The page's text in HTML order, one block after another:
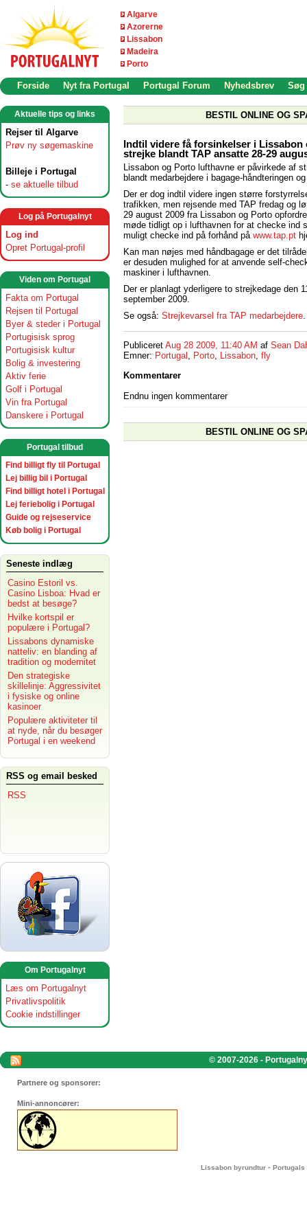
Algarve
Azorerne
Lissabon
Madeira
Porto
Forside Nyt fra Portugal Portugal Forum Nyhedsbrev Søg
Aktuelle tips og links
Rejser til Algarve
Prøv ny søgemaskine
Billeje i Portugal
- se aktuelle tilbud
Log på Portugalnyt
Log ind
Opret Portugal-profil
Viden om Portugal
Fakta om Portugal
Rejsen til Portugal
Byer & steder i Portugal
Portugisisk sprog
Portugisisk kultur
Bolig & investering
Aktiv ferie
Golf i Portugal
Vin fra Portugal
Danskere i Portugal
Portugal tilbud
Find billigt fly til Portugal
Lej billig bil i Portugal
Find billigt hotel i Portugal
Lej feriebolig i Portugal
Guide og rejseservice
Køb bolig i Portugal
Seneste indlæg
Casino Estoril vs.
Casino Lisboa: Hvad er
bedst at besøge?
Hvilke kortspil er
populære i Portugal?
Lissabons dynamiske
natteliv: en blanding af
tradition og modernitet
Den strategiske
skillelinje: Aggressivitet
i fysiske og online
kasinoer
Populære aktiviteter til
at nyde, når du besøger
Portugal i en weekend
RSS og email besked
RSS
Om Portugalnyt
Læs om Portugalnyt
Privatlivspolitik
Cookie indstillinger
BESTIL ONLINE OG
Indtil videre få forsinkelser i Lissabon
strejke blandt TAP ansatte 28-29
Lissabon og Porto lufthavne er påvirkede af
blandt medarbejdere i bagage-håndteringen
Der er dog indtil videre ingen større
trafikken, men rejsende med TAP fredag og
29 august 2009 fra Lissabon og Porto
møde tidligt op i lufthavnen for at checke ind
muligt checke ind på forhånd på www.tap.pt
Kan man nøjes med håndbagage er det
er desuden mulighed for at anvende self-
maskiner i lufthavnen.
Der er planlagt yderligere to strejkedage den
september 2009.
Se også: Strejkevarsel fra TAP medarbejdere
Publiceret Aug 28 2009, 11:40 AM af Sean
Emner: Portugal , Porto, Lissabon, fly
Kommentarer
Endnu ingen kommentarer
BESTIL ONLINE OG
© 2007-2026 -
Partnere og sponsorer:
Mini-annoncører:
Lissabon byrundtur - Portugals